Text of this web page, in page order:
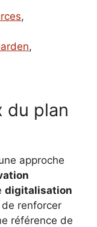
,
,
du plan
approche
digitalisation
de renforcer
référence de